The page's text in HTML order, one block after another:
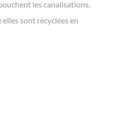
les canalisations.
sont recyclées en